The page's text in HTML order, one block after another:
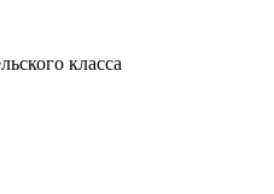
класса